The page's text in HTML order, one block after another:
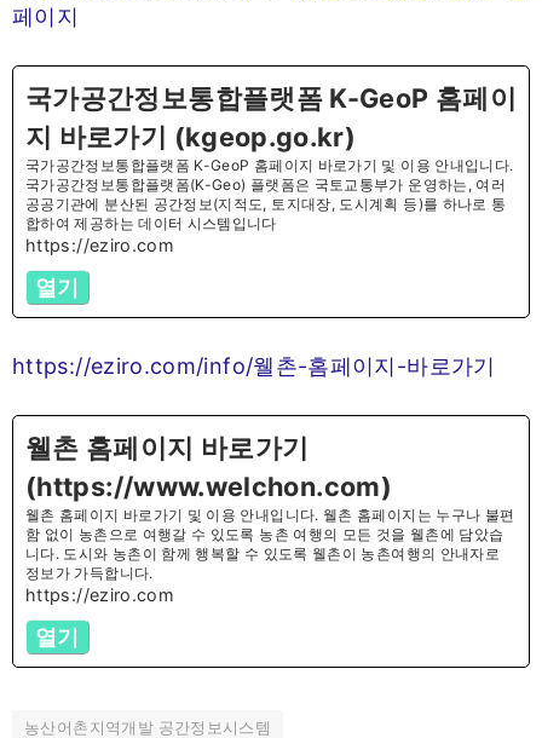
페이지
국가공간정보통합플랫폼 K-GeoP 홈페이
지 바로가기 (kgeop.go.kr)
국가공간정보통합플랫폼 K-GeoP 홈페이지 바로가기 및 이용 안내입니다.
국가공간정보통합플랫폼(K-Geo) 플랫폼은 국토교통부가 운영하는, 여러
공공기관에 분산된 공간정보(지적도, 토지대장, 도시계획 등)를 하나로 통
합하여 제공하는 데이터 시스템입니다
https://eziro.com
열기
https://eziro.com/info/웰촌-홈페이지-바로가기
웰촌 홈페이지 바로가기
(https://www.welchon.com)
웰촌 홈페이지 바로가기 및 이용 안내입니다. 웰촌 홈페이지는 누구나 불편
함 없이 농촌으로 여행갈 수 있도록 농촌 여행의 모든 것을 웰촌에 담았습
니다. 도시와 농촌이 함께 행복할 수 있도록 웰촌이 농촌여행의 안내자로
정보가 가득합니다.
https://eziro.com
열기
농산어촌지역개발 공간정보시스템